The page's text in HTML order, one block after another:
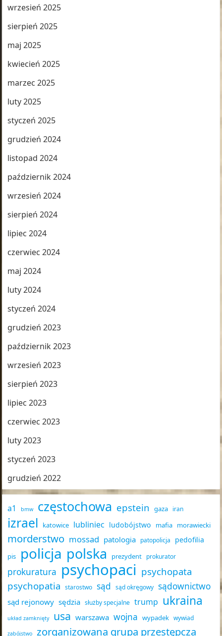
wrzesień 2025
sierpień 2025
maj 2025
kwiecień 2025
marzec 2025
luty 2025
styczeń 2025
grudzień 2024
listopad 2024
październik 2024
wrzesień 2024
sierpień 2024
lipiec 2024
czerwiec 2024
maj 2024
luty 2024
styczeń 2024
grudzień 2023
październik 2023
wrzesień 2023
sierpień 2023
lipiec 2023
czerwiec 2023
luty 2023
styczeń 2023
grudzień 2022
a1 bmw częstochowa epstein gaza iran
izrael katowice lubliniec ludobójstwo mafia morawiecki
morderstwo mossad patologia patopolicja pedofilia
pis policja polska prezydent prokurator
prokuratura psychopaci psychopata
psychopatia
starostwo sąd sąd okręgowy sądownictwo
sąd rejonowy sędzia służby specjalne trump ukraina
układ zamknięty usa warszawa wojna wypadek wywiad
zabójstwo zorganizowana grupa przestępcza